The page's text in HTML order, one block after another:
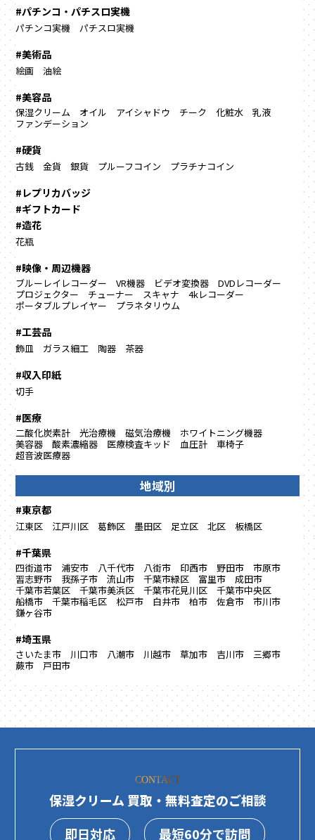
#パチンコ・パチスロ実機
パチンコ実機 パチスロ実機
#美術品
絵画 油絵
#美容品
保湿クリーム オイル アイシャドウ チーク 化粧水
乳液
ファンデーション
#硬貨
古銭 金貨 銀貨 プルーフコイン プラチナコイン
#レプリカバッジ
#ギフトカード
#造花
花瓶
#映像・周辺機器
ブルーレイレコーダー VR機器 ビデオ変換器
DVDレコーダー
プロジェクター
チューナー スキャナ
4kレコーダー
ポータブルプレイヤー
プラネタリウム
#工芸品
飾皿 ガラス細工 陶器 茶器
#収入印紙
切手
#医療
二酸化炭素計 光治療機 磁気治療機
ホワイトニング機器
美容器
酸素濃縮器 医療検査キッド 血圧計
車椅子
超音波医療器
地域別
#東京都
江東区 江戸川区 葛飾区 墨田区 足立区 北区 板橋区
#千葉県
四街道市 浦安市 八千代市 八街市 印西市 野田市
市原市
習志野市
我孫子市 流山市 千葉市緑区 富里市
成田市
千葉市若葉区
千葉市美浜区 千葉市花見川区
千葉市中央区
船橋市
千葉市稲毛区 松戸市 白井市 柏市 佐倉市
市川市
鎌ヶ谷市
#埼玉県
さいたま市 川口市 八潮市 川越市 草加市 吉川市
三郷市
蕨市
戸田市
CONTACT
保湿クリーム 買取・無料査定のご相談
即日対応
最短60分で訪問